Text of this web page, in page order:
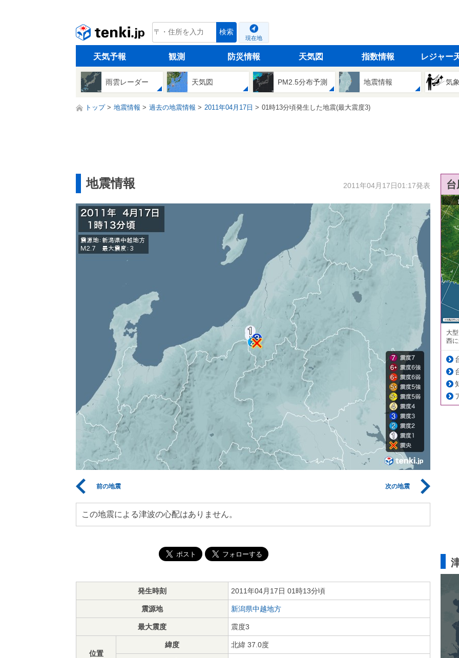
tenki.jp 検索
現在地
天気予報 観測 防災情報 天気図 指数情報 レジャー
雨雲レーダー 天気図 PM2.5分布予測 地震情報 気
トップ 地震情報 過去の地震情報 2011年04月17日 01時13分頃発生した地震(最大震度3)
地震情報 2011年04月17日01:17発表
前の地震 次の地震
この地震による津波の心配はありません。
発生時刻 2011年04月17日 01時13分頃
震源地 新潟県中越地方
最大震度 震度3
位置
緯度 北緯 37.0度
大
西